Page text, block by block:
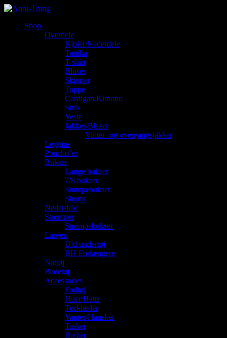
Shop
Overdele
Kjoler/Nederdele
Tunika
T-shirt
Bluser
Skjorter
Toppe
Cardigan/Kimono
Strik
Veste
Jakker/Blazer
Vinter- og overgangsjakker
Leggins
Poncho’er
Bukser
Lange bukser
7/8 bukser
Stumpebukser
Shorts
Nederdele
Strømper
Strømpebukser
Lingeri
Uld undertøj
BH Forlængere
Nattøj
Badetøj
Accessories
Fodtøj
Huer/Hatte
Tørklæder
Vanter/Hansker
Tasker
Bælter